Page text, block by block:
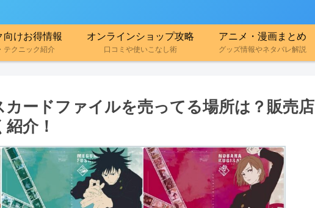
向けお得情報
テクニック紹介
オンラインショップ攻略
口コミや使いこなし術
アニメ・漫画まとめ
グッズ情報やネタバレ解説
カードファイルを売ってる場所は？販売店
介！